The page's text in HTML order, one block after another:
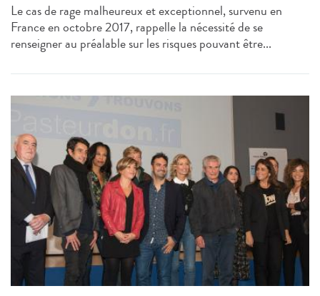
Le cas de rage malheureux et exceptionnel, survenu en
France en octobre 2017, rappelle la nécessité de se
renseigner au préalable sur les risques pouvant être...